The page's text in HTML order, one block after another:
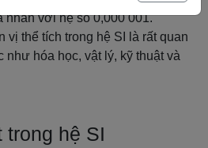
nhân với hệ số 0,000 001.
vị thể tích trong hệ SI là rất quan
như hóa học, vật lý, kỹ thuật và
hệ SI